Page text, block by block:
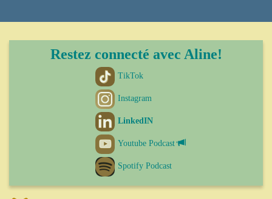
Restez connecté avec Aline!
TikTok
Instagram
LinkedIN
Youtube Podcast
Spotify Podcast